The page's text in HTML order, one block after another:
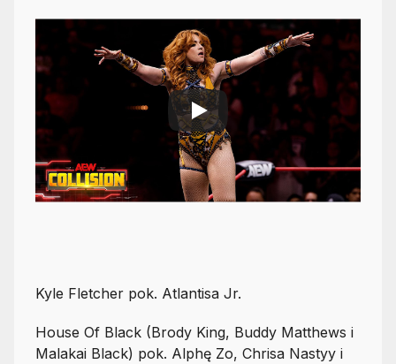
Kyle Fletcher pok. Atlantisa Jr.
House Of Black (Brody King, Buddy Matthews i
Malakai Black) pok. Alphę Zo, Chrisa Nastyy i